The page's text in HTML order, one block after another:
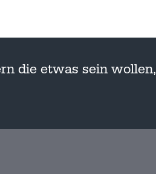
die etwas sein wollen,